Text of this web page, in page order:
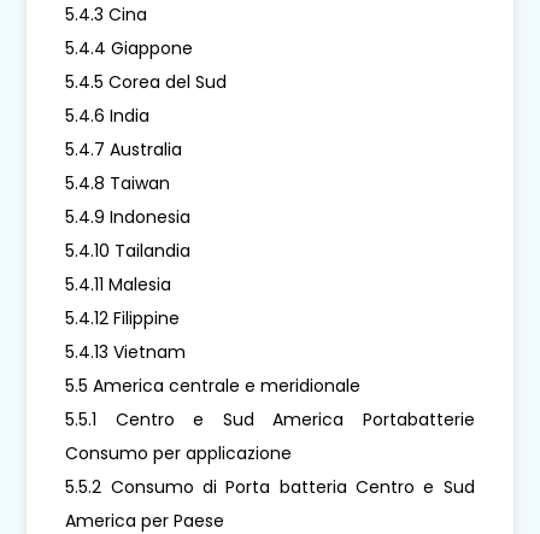
5.4.3 Cina
5.4.4 Giappone
5.4.5 Corea del Sud
5.4.6 India
5.4.7 Australia
5.4.8 Taiwan
5.4.9 Indonesia
5.4.10 Tailandia
5.4.11 Malesia
5.4.12 Filippine
5.4.13 Vietnam
5.5 America centrale e meridionale
5.5.1 Centro e Sud America Portabatterie
Consumo per applicazione
5.5.2 Consumo di Porta batteria Centro e Sud
America per Paese